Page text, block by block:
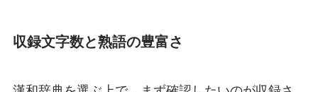
収録文字数と熟語の豊富さ